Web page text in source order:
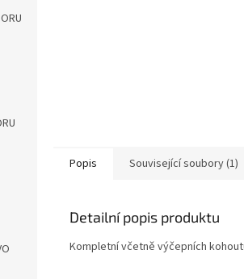
Popis Související soubory (1)
Detailní popis produktu
Kompletní včetně výčepních